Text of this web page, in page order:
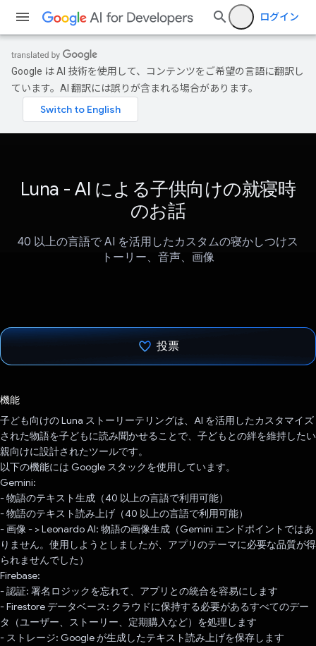
ログイン
Google は AI 技術を使用して、コンテンツをご希望の言語に翻訳し
ています。AI 翻訳には誤りが含まれる場合があります。
Luna - AI による子供向けの就寝時
のお話
40 以上の言語で AI を活用したカスタムの寝かしつけス
トーリー、音声、画像
投票
機能
子ども向けの Luna ストーリーテリングは、AI を活用したカスタマイズ
された物語を子どもに読み聞かせることで、子どもとの絆を維持したい
親向けに設計されたツールです。
以下の機能には Google スタックを使用しています。
Gemini:
- 物語のテキスト生成（40 以上の言語で利用可能）
- 物語のテキスト読み上げ（40 以上の言語で利用可能）
- 画像 - > Leonardo AI: 物語の画像生成（Gemini エンドポイントではあ
りません。使用しようとしましたが、アプリのテーマに必要な品質が得
られませんでした）
Firebase:
- 認証: 署名ロジックを忘れて、アプリとの統合を容易にします
- Firestore データベース: クラウドに保持する必要があるすべてのデー
タ（ユーザー、ストーリー、定期購入など）を処理します
- ストレージ: Google が生成したテキスト読み上げを保存します